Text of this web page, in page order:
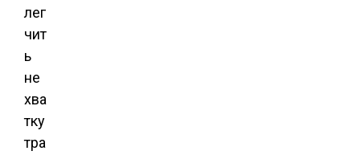
лег
чит
ь
не
хва
тку
тра